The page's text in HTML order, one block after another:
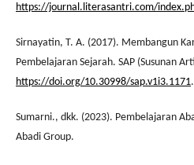
https://journal.literasantri.com/
Sirnayatin, T. A. (2017). Membangun
Pembelajaran Sejarah. SAP (Susunan
https://doi.org/10.30998/sap.v1i3.1171.
Sumarni., dkk. (2023). Pembelajaran
Abadi Group.